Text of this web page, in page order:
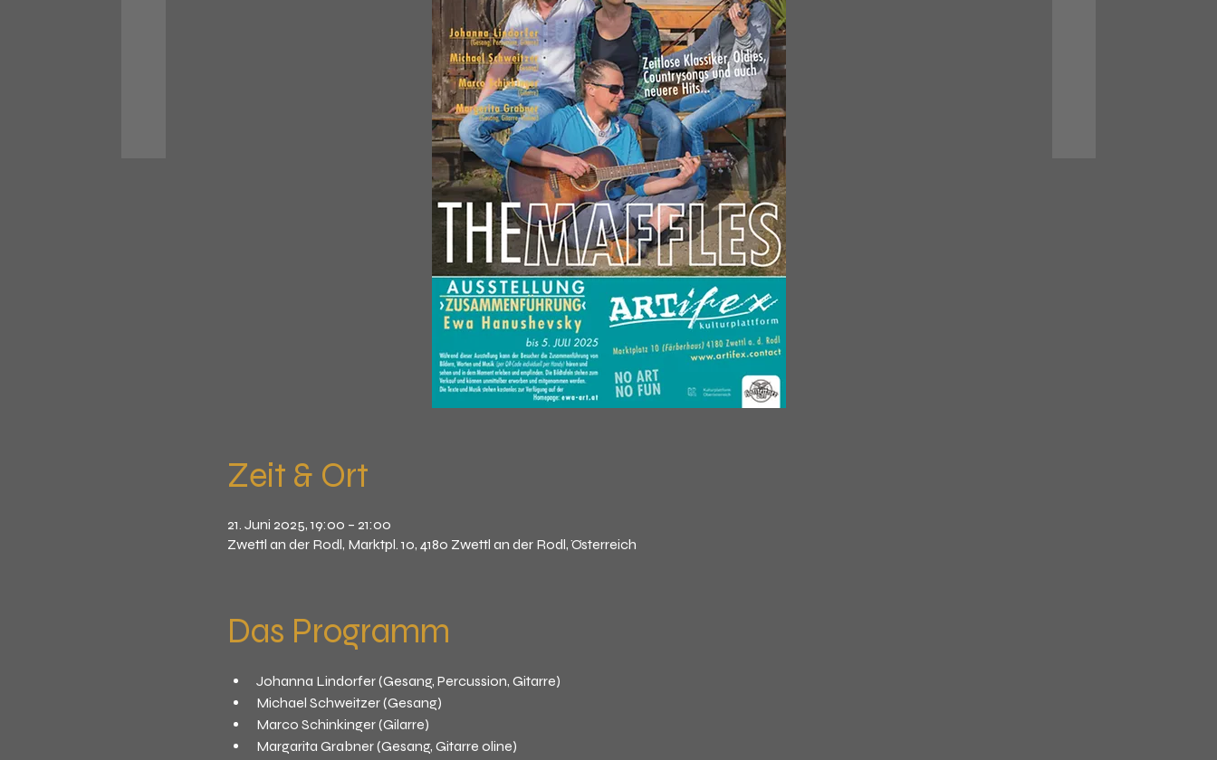
Zeit & Ort
21. Juni 2025, 19:00 – 21:00
Zwettl an der Rodl, Marktpl. 10, 4180 Zwettl an der Rodl, Österreich
Das Programm
Johanna Lindorfer (Gesang, Percussion, Gitarre)
Michael Schweitzer (Gesang)
Marco Schinkinger (Gilarre)
Margarita Grabner (Gesang, Gitarre oline)